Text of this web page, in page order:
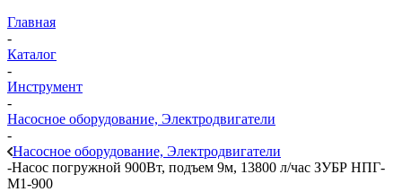
Главная
-
Каталог
-
Инструмент
-
Насосное оборудование, Электродвигатели
-
Насосное оборудование, Электродвигатели
-Насос погружной 900Вт, подъем 9м, 13800 л/час ЗУБР НПГ-
М1-900